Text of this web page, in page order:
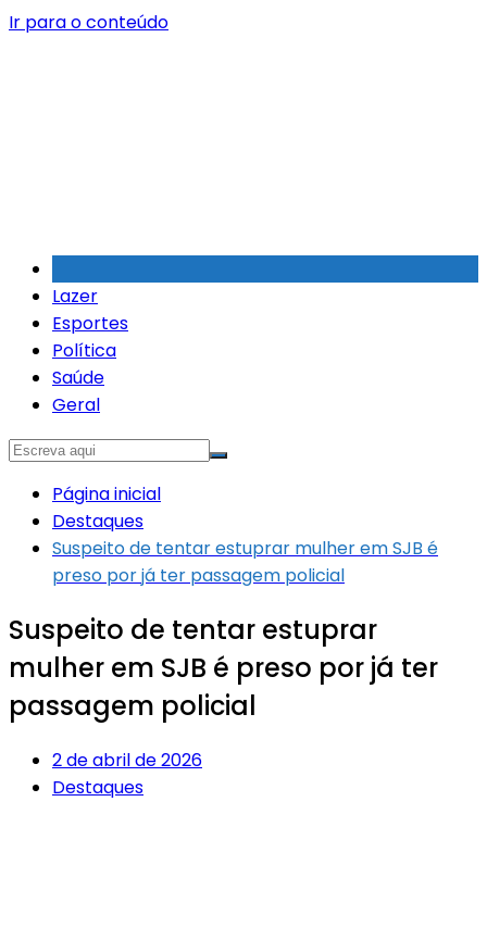
Ir para o conteúdo
Lazer
Esportes
Política
Saúde
Geral
Página inicial
Destaques
Suspeito de tentar estuprar mulher em SJB é
preso por já ter passagem policial
Suspeito de tentar estuprar
mulher em SJB é preso por já ter
passagem policial
2 de abril de 2026
Destaques